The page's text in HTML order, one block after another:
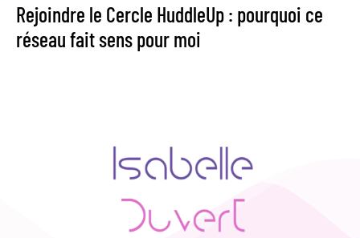
Rejoindre le Cercle HuddleUp : pourquoi ce
réseau fait sens pour moi